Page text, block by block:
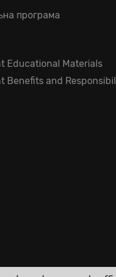
програма
Educational Materials
Benefits and